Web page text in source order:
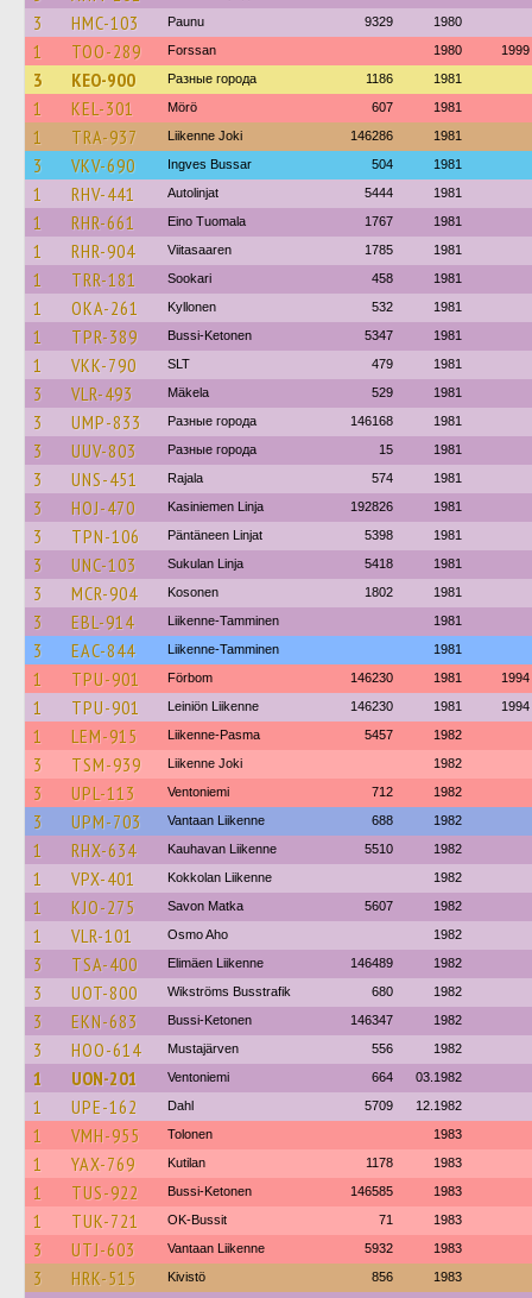
3 HMC-103 Paunu 9329 1980
1 TOO-289 Forssan 1980 1999
3 KEO-900 Разные города 1186 1981
1 KEL-301 Mörö 607 1981
1 TRA-937 Liikenne Joki 146286 1981
3 VKV-690 Ingves Bussar 504 1981
1 RHV-441 Autolinjat 5444 1981
1 RHR-661 Eino Tuomala 1767 1981
1 RHR-904 Viitasaaren 1785 1981
1 TRR-181 Sookari 458 1981
1 OKA-261 Kyllonen 532 1981
1 TPR-389 Bussi-Ketonen 5347 1981
1 VKK-790 SLT 479 1981
3 VLR-493 Mäkela 529 1981
3 UMP-833 Разные города 146168 1981
3 UUV-803 Разные города 15 1981
3 UNS-451 Rajala 574 1981
3 HOJ-470 Kasiniemen Linja 192826 1981
3 TPN-106 Päntäneen Linjat 5398 1981
3 UNC-103 Sukulan Linja 5418 1981
3 MCR-904 Kosonen 1802 1981
3 EBL-914 Liikenne-Tamminen 1981
3 EAC-844 Liikenne-Tamminen 1981
1 TPU-901 Förbom 146230 1981 1994
1 TPU-901 Leiniön Liikenne 146230 1981 1994
1 LEM-915 Liikenne-Pasma 5457 1982
3 TSM-939 Liikenne Joki 1982
3 UPL-113 Ventoniemi 712 1982
3 UPM-703 Vantaan Liikenne 688 1982
1 RHX-634 Kauhavan Liikenne 5510 1982
1 VPX-401 Kokkolan Liikenne 1982
1 KJO-275 Savon Matka 5607 1982
1 VLR-101 Osmo Aho 1982
3 TSA-400 Elimäen Liikenne 146489 1982
3 UOT-800 Wikströms Busstrafik 680 1982
3 EKN-683 Bussi-Ketonen 146347 1982
3 HOO-614 Mustajärven 556 1982
1 UON-201 Ventoniemi 664 03.1982
1 UPE-162 Dahl 5709 12.1982
1 VMH-955 Tolonen 1983
1 YAX-769 Kutilan 1178 1983
1 TUS-922 Bussi-Ketonen 146585 1983
1 TUK-721 OK-Bussit 71 1983
3 UTJ-603 Vantaan Liikenne 5932 1983
3 HRK-515 Kivistö 856 1983